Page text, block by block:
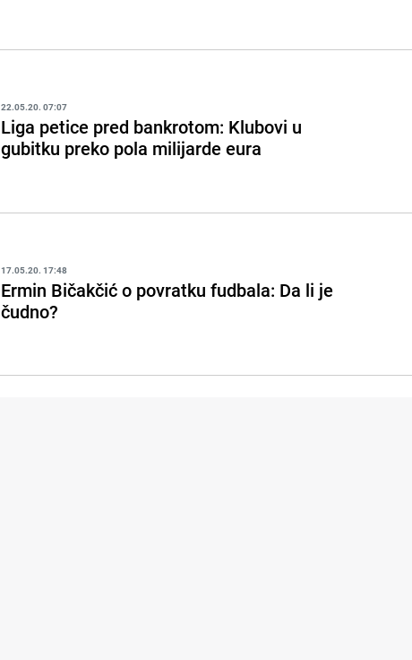
22.05.20. 07:07
Liga petice pred bankrotom: Klubovi u
gubitku preko pola milijarde eura
17.05.20. 17:48
Ermin Bičakčić o povratku fudbala: Da li je
čudno?